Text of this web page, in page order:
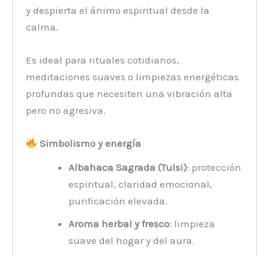
y despierta el ánimo espiritual desde la
calma.
Es ideal para rituales cotidianos,
meditaciones suaves o limpiezas energéticas
profundas que necesiten una vibración alta
pero no agresiva.
Simbolismo y energía
Albahaca Sagrada (Tulsi): protección
espiritual, claridad emocional,
purificación elevada.
Aroma herbal y fresco: limpieza
suave del hogar y del aura.